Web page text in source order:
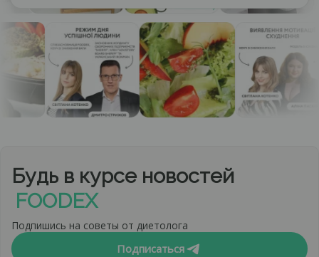
Будь в курсе новостей
FOODEX
Подпишись на советы от диетолога
Подписаться